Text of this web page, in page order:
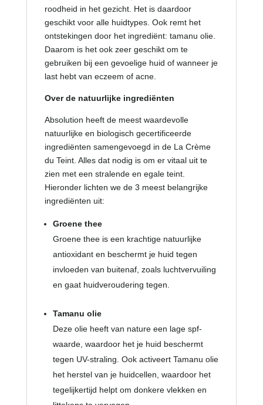
roodheid in het gezicht. Het is daardoor
geschikt voor alle huidtypes. Ook remt het
ontstekingen door het ingrediënt: tamanu olie.
Daarom is het ook zeer geschikt om te
gebruiken bij een gevoelige huid of wanneer je
last hebt van eczeem of acne.
Over de natuurlijke ingrediënten
Absolution heeft de meest waardevolle
natuurlijke en biologisch gecertificeerde
ingrediënten samengevoegd in de La Crème
du Teint. Alles dat nodig is om er vitaal uit te
zien met een stralende en egale teint.
Hieronder lichten we de 3 meest belangrijke
ingrediënten uit:
Groene thee
Groene thee is een krachtige natuurlijke
antioxidant en beschermt je huid tegen
invloeden van buitenaf, zoals luchtvervuiling
en gaat huidveroudering tegen.
Tamanu olie
Deze olie heeft van nature een lage spf-
waarde, waardoor het je huid beschermt
tegen UV-straling. Ook activeert Tamanu olie
het herstel van je huidcellen, waardoor het
tegelijkertijd helpt om donkere vlekken en